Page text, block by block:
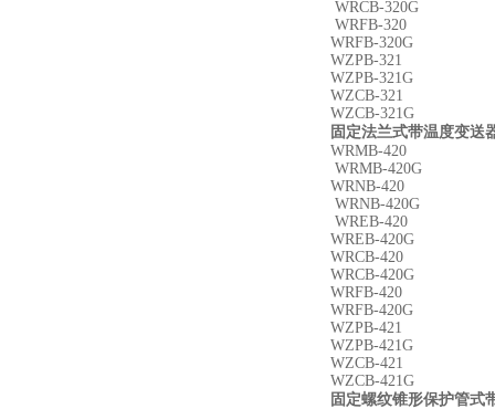
WRCB-320G
WRFB-320
WRFB-320G
WZPB-321
WZPB-321G
WZCB-321
WZCB-321G
固定法兰式带温度变送
WRMB-420
WRMB-420G
WRNB-420
WRNB-420G
WREB-420
WREB-420G
WRCB-420
WRCB-420G
WRFB-420
WRFB-420G
WZPB-421
WZPB-421G
WZCB-421
WZCB-421G
固定螺纹锥形保护管式